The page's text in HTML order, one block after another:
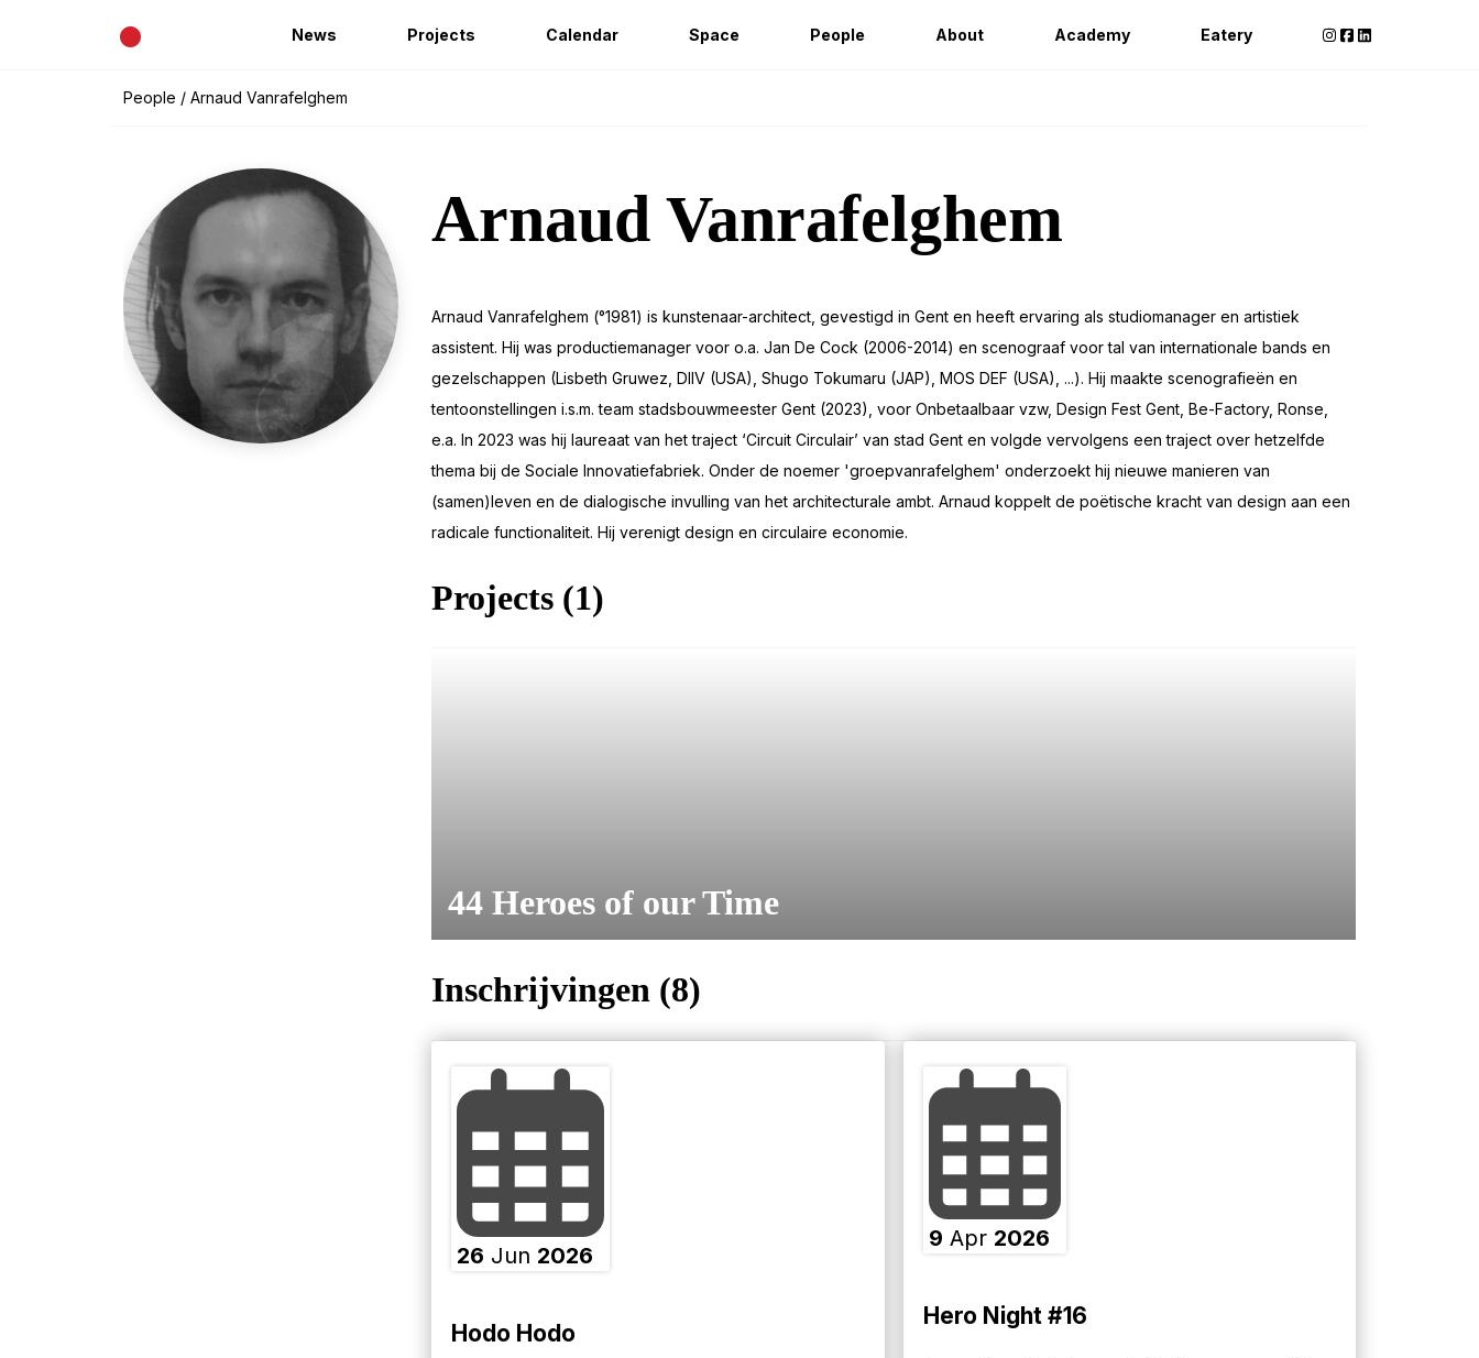
• News Projects Calendar Space People About Academy Eatery
People / Arnaud Vanrafelghem
Arnaud Vanrafelghem
Arnaud Vanrafelghem (°1981) is kunstenaar-architect, gevestigd in Gent en heeft ervaring als studiomanager en artistiek
assistent. Hij was productiemanager voor o.a. Jan De Cock (2006-2014) en scenograaf voor tal van internationale bands en
gezelschappen (Lisbeth Gruwez, DIIV (USA), Shugo Tokumaru (JAP), MOS DEF (USA), ...). Hij maakte scenografieën en
tentoonstellingen i.s.m. team stadsbouwmeester Gent (2023), voor Onbetaalbaar vzw, Design Fest Gent, Be-Factory, Ronse,
e.a. In 2023 was hij laureaat van het traject ‘Circuit Circulair’ van stad Gent en volgde vervolgens een traject over hetzelfde
thema bij de Sociale Innovatiefabriek. Onder de noemer 'groepvanrafelghem' onderzoekt hij nieuwe manieren van
(samen)leven en de dialogische invulling van het architecturale ambt. Arnaud koppelt de poëtische kracht van design aan een
radicale functionaliteit. Hij verenigt design en circulaire economie.
Projects (1)
44 Heroes of our Time
Inschrijvingen (8)
26 Jun 2026
Hodo Hodo
9 Apr 2026
Hero Night #16